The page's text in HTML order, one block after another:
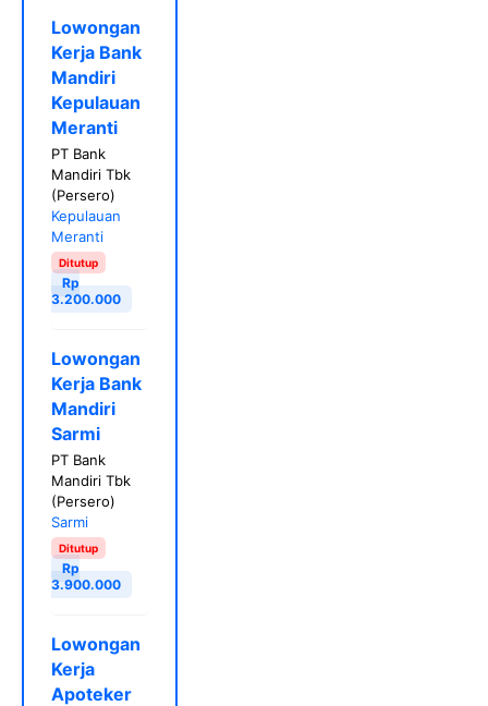
Lowongan
Kerja Bank
Mandiri
Kepulauan
Meranti
PT Bank
Mandiri Tbk
(Persero)
Kepulauan
Meranti
Ditutup
Rp
3.200.000
Lowongan
Kerja Bank
Mandiri
Sarmi
PT Bank
Mandiri Tbk
(Persero)
Sarmi
Ditutup
Rp
3.900.000
Lowongan
Kerja
Apoteker